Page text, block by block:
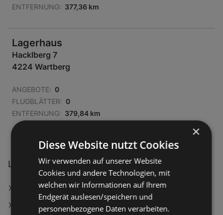
ENTFERNUNG: 377,36 km
Lagerhaus
Hacklberg 7
4224 Wartberg
ANGEBOTE: 0
FLUGBLÄTTER: 0
ENTFERNUNG: 379,84 km
Lagerhaus Filialen in:
Lagerhaus in Kilb
Lagerhaus in Ziersdorf
×
Diese Website nutzt Cookies
Wir verwenden auf unserer Website
Cookies und andere Technologien, mit
welchen wir Informationen auf Ihrem
Endgerät auslesen/speichern und
personenbezogene Daten verarbeiten.